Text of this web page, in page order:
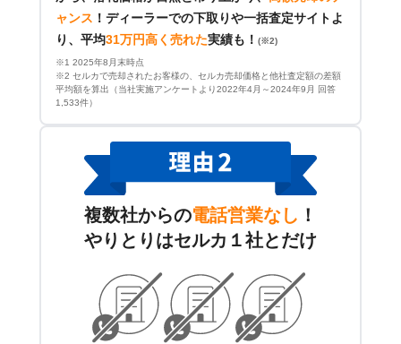
ャンス ！ ディーラーでの下取りや一括査定サイトよ
り、平均31万円高く売れた実績も！ (※2)
※1 2025年8月末時点
※2 セルカで売却されたお客様の、セルカ売却価格と他社査定額の差額
平均額を算出（当社実施アンケートより2022年4月～2024年9月 回答
1,533件）
複数社からの電話営業なし ！
やりとりはセルカ１社とだけ